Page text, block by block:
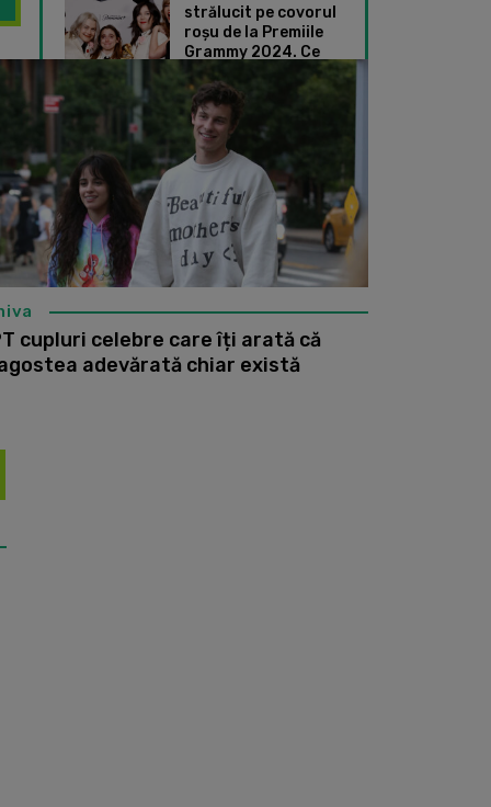
strălucit pe covorul
roșu de la Premiile
Grammy 2024. Ce
ținute speciale au
ales Taylor Swift și
Dua Lipa
| Piesă post-mortem
cupluri celebre care îți arată că
adevărată chiar există